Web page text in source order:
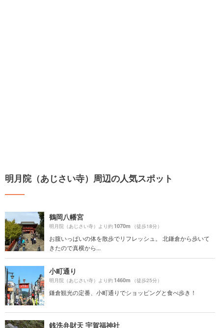
明月院（あじさい寺）周辺の人気スポット
鶴岡八幡宮
明月院（あじさい寺）より約1070m （徒歩18分）
お腹いっぱいの体を散歩でリフレッシュ。 北鎌倉から歩いて
きたので真横から...
小町通り
明月院（あじさい寺）より約1460m （徒歩25分）
鎌倉観光の定番、小町通りでショッピングと食べ歩き！
銭洗弁財天 宇賀福神社